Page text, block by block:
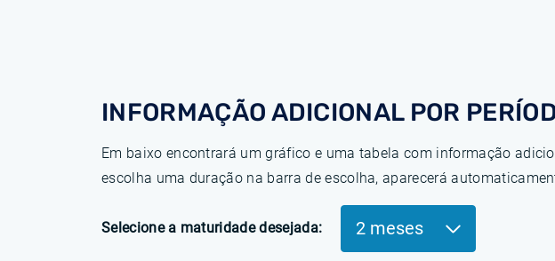
INFORMAÇÃO ADICIONAL POR
Em baixo encontrará um gráfico e uma tabela com informação
escolha uma duração na barra de escolha, aparecerá
Selecione a maturidade desejada: 2 meses